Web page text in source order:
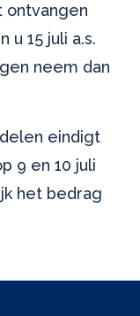
ontvangen
u 15 juli a.s.
neem dan
eindigt
9 en 10 juli
het bedrag